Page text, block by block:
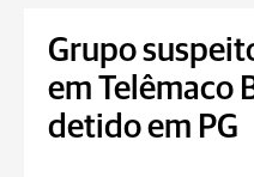
Grupo
em Telêmaco
detido em PG